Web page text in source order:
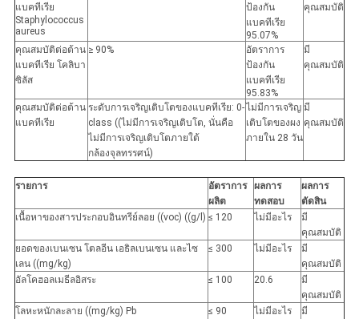
แบคทีเรีย
Staphylococcus
aureus
ป้องกัน
แบคทีเรีย
95.07%
คุณสมบัติ
คุณสมบัติต่อต้าน
แบคทีเรีย โคลิบา
ซิลัส
≥ 90%
อัตราการ
ป้องกัน
แบคทีเรีย
95.83%
มี
คุณสมบัติ
คุณสมบัติต่อต้าน
แบคทีเรีย
ระดับการเจริญเติบโตของแบคทีเรีย: 0-
class ((ไม่มีการเจริญเติบโต, นั่นคือ
ไม่มีการเจริญเติบโตภายใต้
กล้องจุลทรรศน์)
ไม่มีการเจริญ
เติบโตของผง
ภายใน 28 วัน
มี
คุณสมบัติ
รายการ
อัตราการ
ผลิต
ผลการ
ทดสอบ
ผลการ
ตัดสิน
เนื้อหาของสารประกอบอินทรีย์ลอย ((voc) ((g/l) ≤ 120 ไม่มีอะไร
มี
คุณสมบัติ
ยอดของเบนเซน โตลอีน เอธิลเบนเซน และไซ
เลน ((mg/kg)
≤ 300 ไม่มีอะไร
มี
คุณสมบัติ
อัลโคฮอลเมธีลอิสระ
≤ 100 20.6
มี
คุณสมบัติ
โลหะหนักละลาย ((mg/kg) Pb
≤ 90 ไม่มีอะไร
มี